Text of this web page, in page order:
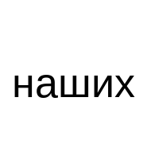
наших